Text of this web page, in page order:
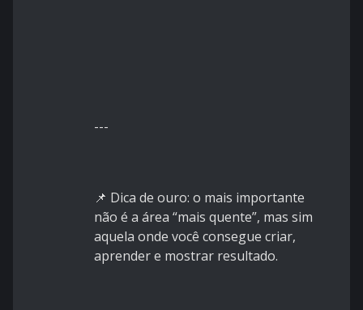
---
📌 Dica de ouro: o mais importante
não é a área “mais quente”, mas sim
aquela onde você consegue criar,
aprender e mostrar resultado.